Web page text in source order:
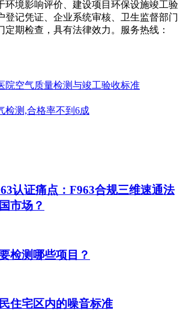
环境影响评价、建设项目环保设施竣工验
登记凭证、企业系统审核、卫生监督部门
定期检查，具有法律效力。服务热线：
院空气质量检测与竣工验收标准
检测,合格率不到6成
认证痛点：F963合规三维速通法
市场？
检测哪些项目？
住宅区内的噪音标准